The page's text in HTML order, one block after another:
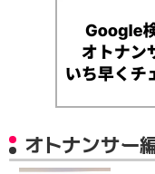
オトナンサー